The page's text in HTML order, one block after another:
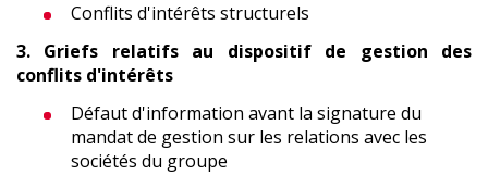
Conflits d'intérêts structurels
3. Griefs relatifs au dispositif de gestion des
conflits d'intérêts
Défaut d'information avant la signature du
mandat de gestion sur les relations avec les
sociétés du groupe